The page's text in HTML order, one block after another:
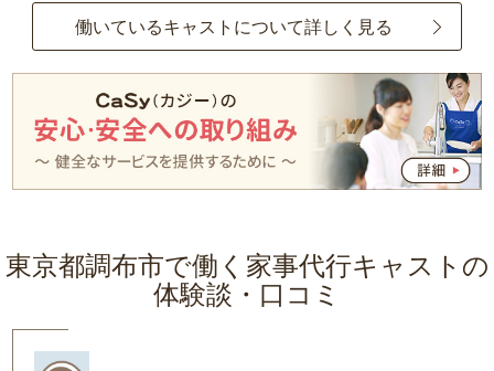
働いているキャストについて詳しく見る
東京都調布市で働く家事代行キャストの
体験談・口コミ